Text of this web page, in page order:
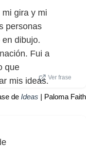
gira y mi
personas
dibujo.
Fui a
que
mis ideas.Ver frase
de Ideas | Paloma Faith